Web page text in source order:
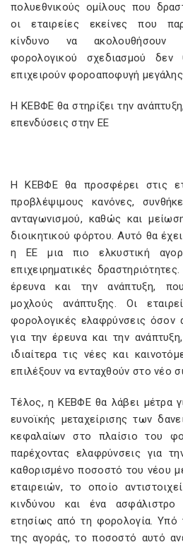
πολυεθνικούς ομίλους που
οι εταιρείες εκείνες που
κίνδυνο να ακολουθήσουν
φορολογικού σχεδιασμού
επιχειρούν φοροαποφυγή
Η ΚΕΒΦΕ θα στηρίξει την
επενδύσεις στην ΕΕ
Η ΚΕΒΦΕ θα προσφέρει στις
προβλέψιμους κανόνες,
ανταγωνισμού, καθώς και
διοικητικού φόρτου. Αυτό θα
η ΕΕ μια πιο ελκυστική
επιχειρηματικές
έρευνα και την ανάπτυξη,
μοχλούς ανάπτυξης. Οι
φορολογικές ελαφρύνσεις όσον
για την έρευνα και την
ιδιαίτερα τις νέες και
επιλέξουν να ενταχθούν στο νέο
Τέλος, η ΚΕΒΦΕ θα λάβει μέτρα
ευνοϊκής μεταχείρισης των
κεφαλαίων στο πλαίσιο του
παρέχοντας ελαφρύνσεις για
καθορισμένο ποσοστό του νέου
εταιρειών, το οποίο
κινδύνου και ένα ασφάλιστρο
ετησίως από τη φορολογία. Υπό
της αγοράς, το ποσοστό αυτό